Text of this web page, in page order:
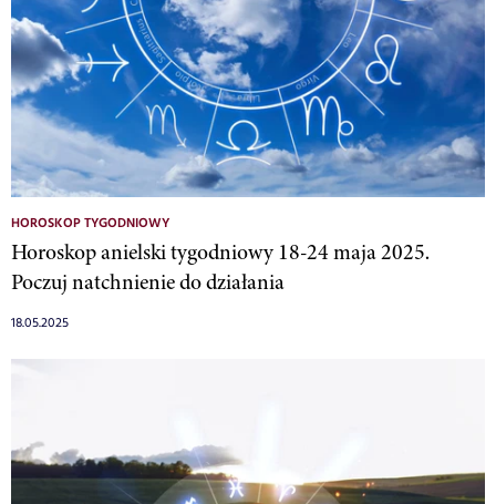
HOROSKOP TYGODNIOWY
Horoskop anielski tygodniowy 18-24 maja 2025.
Poczuj natchnienie do działania
18.05.2025